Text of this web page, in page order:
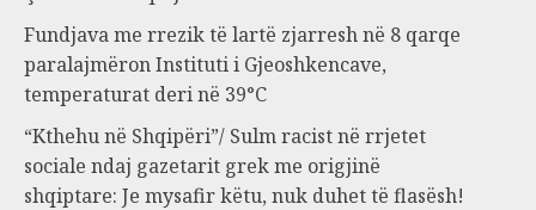
Fundjava me rrezik të lartë zjarresh në 8 qarqe
paralajmëron Instituti i Gjeoshkencave,
temperaturat deri në 39°C
“Kthehu në Shqipëri”/ Sulm racist në rrjetet
sociale ndaj gazetarit grek me origjinë
shqiptare: Je mysafir këtu, nuk duhet të flasësh!